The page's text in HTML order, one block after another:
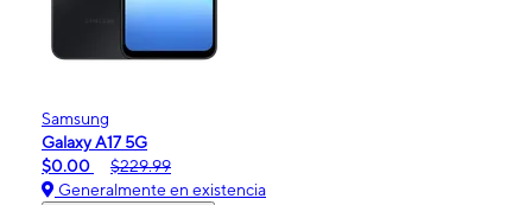
Samsung
Galaxy A17 5G
$0.00
$229.99
Generalmente en existencia